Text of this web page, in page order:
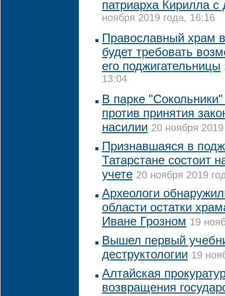
патриарха Кирилла
ноября 2019 года, 16:16
Православный храм
будет требовать
его поджигательницы
13:04
В парке
против принятия
насилии 20 ноября
Признавшаяся в
Татарстане состоит
учете 20 ноября 2019
Археологи
области остатки
Иване Грозном 19
Вышел первый
деструктологии 19
Алтайская
возвращения